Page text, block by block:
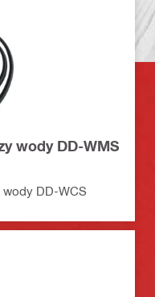
wody DD-WMS
wody DD-WCS